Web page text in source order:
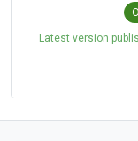
Latest version